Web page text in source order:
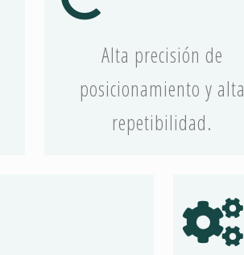
Alta precisión de
posicionamiento y alta
repetibilidad.